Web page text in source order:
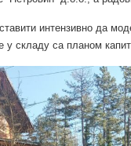
интензивно да
у складу са планом